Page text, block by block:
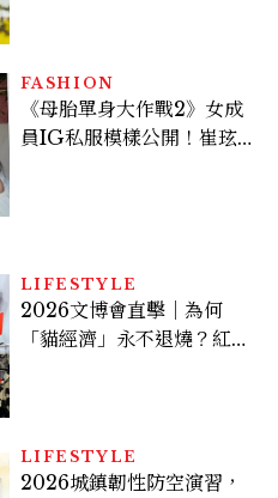
FASHION
《母胎單身大作戰2》女成
員IG私服模樣公開！崔玹諝
LIFESTYLE
2026文博會直擊｜為何
「貓經濟」永不退燒？紅到
LIFESTYLE
2026城鎮韌性防空演習，